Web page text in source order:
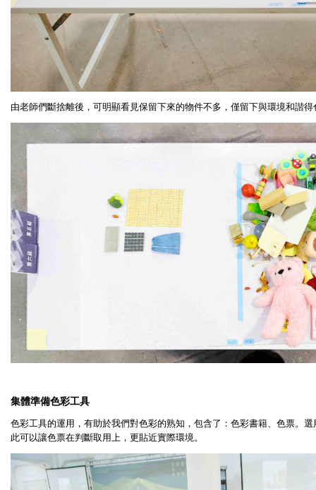
由老師們斷捨離後，可明顯看見保留下來的物件不多，僅留下與環境和諧
集體準備色彩工具
色彩工具的運用，有助於我們對色彩的熟知，包含了：色彩書籍、色票。
此可以讓色票在判斷取用上，更貼近實際環境。